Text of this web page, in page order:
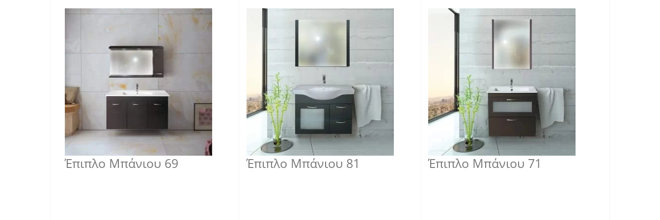
Έπιπλο Μπάνιου 69 Έπιπλο Μπάνιου 81 Έπιπλο Μπάνιου 71